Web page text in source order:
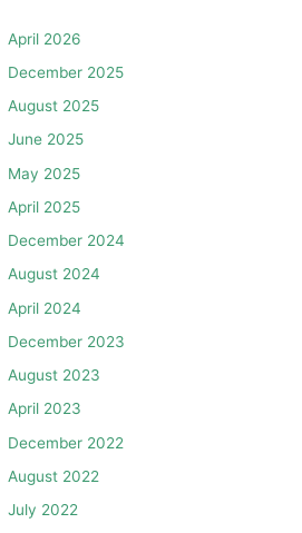
April 2026
December 2025
August 2025
June 2025
May 2025
April 2025
December 2024
August 2024
April 2024
December 2023
August 2023
April 2023
December 2022
August 2022
July 2022